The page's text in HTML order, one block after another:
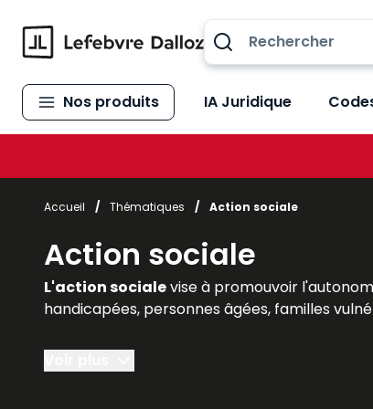
Nos produits IA Juridique
Accueil / Thématiques / Action sociale
Action sociale
L'action socialevise à promouvoir
handicapées, personnes âgées, familles
Pour aider les professionnels du secteur –
avec une information utile et accessible